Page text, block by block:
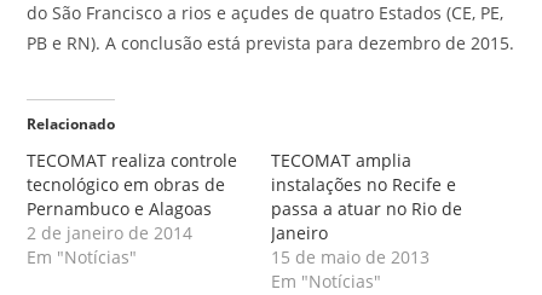
do São Francisco a rios e açudes de quatro Estados (CE, PE,
PB e RN). A conclusão está prevista para dezembro de 2015.
Relacionado
TECOMAT realiza controle
tecnológico em obras de
Pernambuco e Alagoas
2 de janeiro de 2014
Em "Notícias"
TECOMAT amplia
instalações no Recife e
passa a atuar no Rio de
Janeiro
15 de maio de 2013
Em "Notícias"